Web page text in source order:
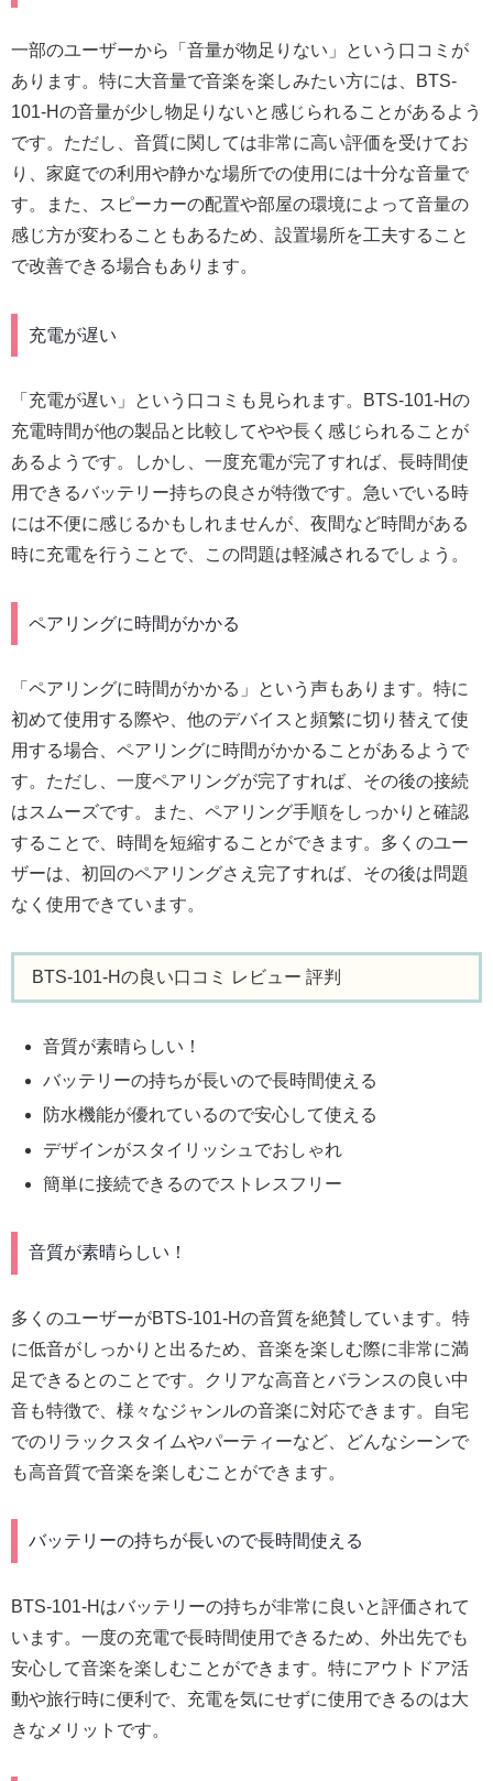
一部のユーザーから「音量が物足りない」という口コミが
あります。特に大音量で音楽を楽しみたい方には、BTS-
101-Hの音量が少し物足りないと感じられることがあるよう
です。ただし、音質に関しては非常に高い評価を受けてお
り、家庭での利用や静かな場所での使用には十分な音量で
す。また、スピーカーの配置や部屋の環境によって音量の
感じ方が変わることもあるため、設置場所を工夫すること
で改善できる場合もあります。
充電が遅い
「充電が遅い」という口コミも見られます。BTS-101-Hの
充電時間が他の製品と比較してやや長く感じられることが
あるようです。しかし、一度充電が完了すれば、長時間使
用できるバッテリー持ちの良さが特徴です。急いでいる時
には不便に感じるかもしれませんが、夜間など時間がある
時に充電を行うことで、この問題は軽減されるでしょう。
ペアリングに時間がかかる
「ペアリングに時間がかかる」という声もあります。特に
初めて使用する際や、他のデバイスと頻繁に切り替えて使
用する場合、ペアリングに時間がかかることがあるようで
す。ただし、一度ペアリングが完了すれば、その後の接続
はスムーズです。また、ペアリング手順をしっかりと確認
することで、時間を短縮することができます。多くのユー
ザーは、初回のペアリングさえ完了すれば、その後は問題
なく使用できています。
BTS-101-Hの良い口コミ レビュー 評判
音質が素晴らしい！
バッテリーの持ちが長いので長時間使える
防水機能が優れているので安心して使える
デザインがスタイリッシュでおしゃれ
簡単に接続できるのでストレスフリー
音質が素晴らしい！
多くのユーザーがBTS-101-Hの音質を絶賛しています。特
に低音がしっかりと出るため、音楽を楽しむ際に非常に満
足できるとのことです。クリアな高音とバランスの良い中
音も特徴で、様々なジャンルの音楽に対応できます。自宅
でのリラックスタイムやパーティーなど、どんなシーンで
も高音質で音楽を楽しむことができます。
バッテリーの持ちが長いので長時間使える
BTS-101-Hはバッテリーの持ちが非常に良いと評価されて
います。一度の充電で長時間使用できるため、外出先でも
安心して音楽を楽しむことができます。特にアウトドア活
動や旅行時に便利で、充電を気にせずに使用できるのは大
きなメリットです。